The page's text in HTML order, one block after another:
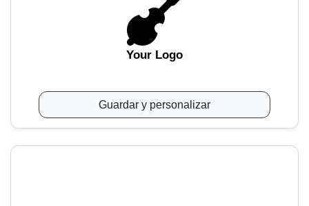
Your Logo
Guardar y personalizar